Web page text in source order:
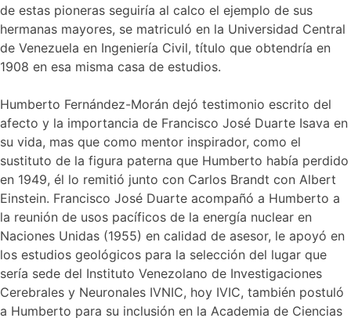
de estas pioneras seguiría al calco el ejemplo de sus
hermanas mayores, se matriculó en la Universidad Central
de Venezuela en Ingeniería Civil, título que obtendría en
1908 en esa misma casa de estudios.
Humberto Fernández-Morán dejó testimonio escrito del
afecto y la importancia de Francisco José Duarte Isava en
su vida, mas que como mentor inspirador, como el
sustituto de la figura paterna que Humberto había perdido
en 1949, él lo remitió junto con Carlos Brandt con Albert
Einstein. Francisco José Duarte acompañó a Humberto a
la reunión de usos pacíficos de la energía nuclear en
Naciones Unidas (1955) en calidad de asesor, le apoyó en
los estudios geológicos para la selección del lugar que
sería sede del Instituto Venezolano de Investigaciones
Cerebrales y Neuronales IVNIC, hoy IVIC, también postuló
a Humberto para su inclusión en la Academia de Ciencias